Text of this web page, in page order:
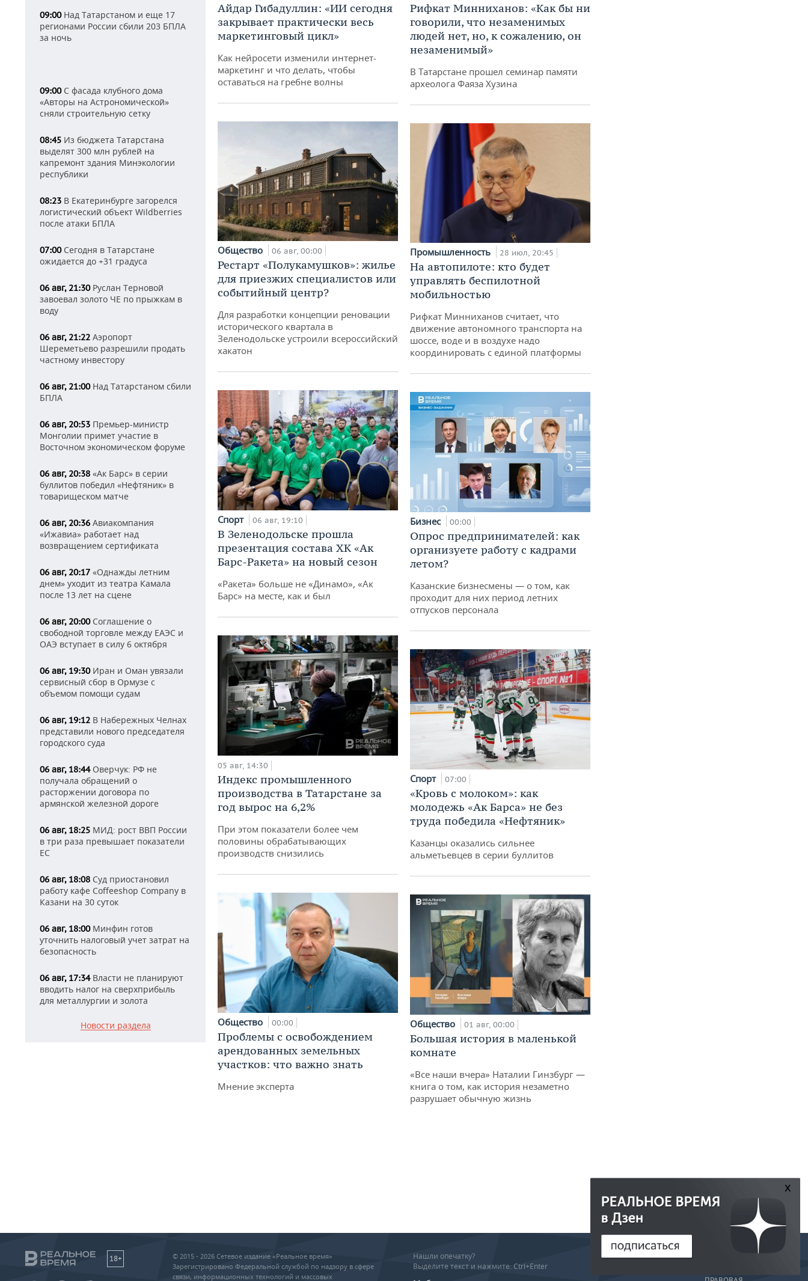
09:00Над Татарстаном и еще 17
регионами России сбили 203 БПЛА
за ночь
09:00С фасада клубного дома
«Авторы на Астрономической»
сняли строительную сетку
08:45 Из бюджета Татарстана
выделят 300 млн рублей на
капремонт здания Минэкологии
республики
08:23 В Екатеринбурге загорелся
логистический объект Wildberries
после атаки БПЛА
07:00Сегодня в Татарстане
ожидается до +31 градуса
06 авг, 21:30Руслан Терновой
завоевал золото ЧЕ по прыжкам в
воду
06 авг, 21:22 Аэропорт
Шереметьево разрешили продать
частному инвестору
06 авг, 21:00Над Татарстаном сбили
БПЛА
06 авг, 20:53 Премьер-министр
Монголии примет участие в
Восточном экономическом форуме
06 авг, 20:38 «Ак Барс» в серии
буллитов победил «Нефтяник» в
товарищеском матче
06 авг, 20:36 Авиакомпания
«Ижавиа» работает над
возвращением сертификата
06 авг, 20:17 «Однажды летним
днем» уходит из театра Камала
после 13 лет на сцене
06 авг, 20:00Соглашение о
свободной торговле между ЕАЭС и
ОАЭ вступает в силу 6 октября
06 авг, 19:30Иран и Оман увязали
сервисный сбор в Ормузе с
объемом помощи судам
06 авг, 19:12 В Набережных Челнах
представили нового председателя
городского суда
06 авг, 18:44Оверчук: РФ не
получала обращений о
расторжении договора по
армянской железной дороге
06 авг, 18:25 МИД: рост ВВП России
в три раза превышает показатели
ЕС
06 авг, 18:08 Суд приостановил
работу кафе Coffeeshop Company в
Казани на 30 суток
06 авг, 18:00Минфин готов
уточнить налоговый учет затрат на
безопасность
06 авг, 17:34Власти не планируют
вводить налог на сверхприбыль
для металлургии и золота
Новости раздела
Айдар Гибадуллин: «ИИ сегодня
закрывает практически весь
маркетинговый цикл»
Как нейросети изменили интернет-
маркетинг и что делать, чтобы
оставаться на гребне волны
Общество 06 авг, 00:00
Рестарт «Полукамушков»: жилье
для приезжих специалистов или
событийный центр?
Для разработки концепции реновации
исторического квартала в
Зеленодольске устроили всероссийский
хакатон
Спорт 06 авг, 19:10
В Зеленодольске прошла
презентация состава ХК «Ак
Барс-Ракета» на новый сезон
«Ракета» больше не «Динамо», «Ак
Барс» на месте, как и был
05 авг, 14:30
Индекс промышленного
производства в Татарстане за
год вырос на 6,2%
При этом показатели более чем
половины обрабатывающих
производств снизились
Общество 00:00
Проблемы с освобождением
арендованных земельных
участков: что важно знать
Мнение эксперта
Рифкат Минниханов: «Как бы ни
говорили, что незаменимых
людей нет, но, к сожалению, он
незаменимый»
В Татарстане прошел семинар памяти
археолога Фаяза Хузина
Промышленность 28 июл, 20:45
На автопилоте: кто будет
управлять беспилотной
мобильностью
Рифкат Минниханов считает, что
движение автономного транспорта на
шоссе, воде и в воздухе надо
координировать с единой платформы
Бизнес 00:00
Опрос предпринимателей: как
организуете работу с кадрами
летом?
Казанские бизнесмены — о том, как
проходит для них период летних
отпусков персонала
Спорт 07:00
«Кровь с молоком»: как
молодежь «Ак Барса» не без
труда победила «Нефтяник»
Казанцы оказались сильнее
альметьевцев в серии буллитов
Общество 01 авг, 00:00
Большая история в маленькой
комнате
«Все наши вчера» Наталии Гинзбург —
книга о том, как история незаметно
разрушает обычную жизнь
18+
© 2015 - 2026 Сетевое издание «Реальное время»
Зарегистрировано Федеральной службой по надзору в сфере
связи, информационных технологий и массовых
Нашли опечатку?
Выделите текст и нажмите: Ctrl+Enter
x